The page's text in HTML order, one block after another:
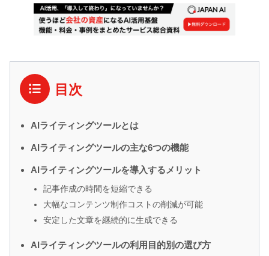
目次
AIライティングツールとは
AIライティングツールの主な6つの機能
AIライティングツールを導入するメリット
記事作成の時間を短縮できる
大幅なコンテンツ制作コストの削減が可能
安定した文章を継続的に生成できる
AIライティングツールの利用目的別の選び方